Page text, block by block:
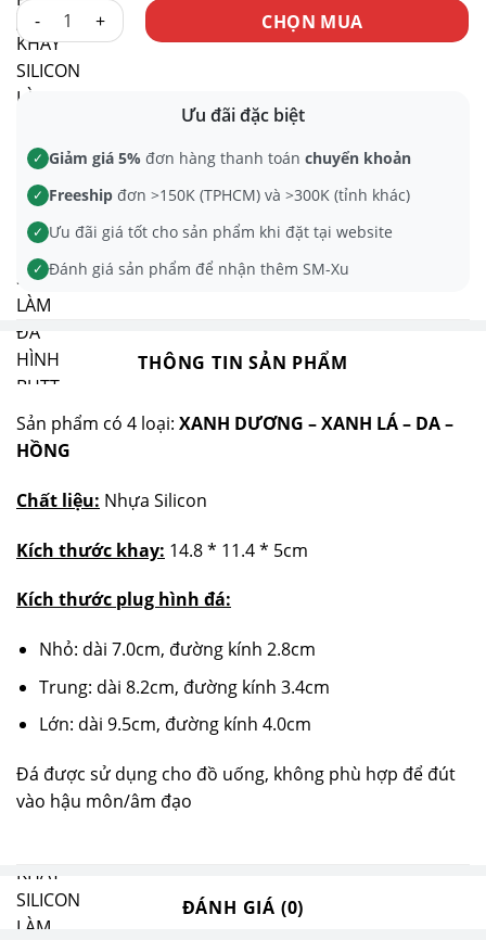
KHAY SILICON LÀM ĐÁ HÌNH BUTT PLUG số lượng
CHỌN MUA
Ưu đãi đặc biệt
✓ Giảm giá 5% đơn hàng thanh toán chuyển khoản
✓ Freeship đơn >150K (TPHCM) và >300K (tỉnh khác)
✓ Ưu đãi giá tốt cho sản phẩm khi đặt tại website
✓ Đánh giá sản phẩm để nhận thêm SM-Xu
THÔNG TIN SẢN PHẨM
Sản phẩm có 4 loại: XANH DƯƠNG –XANH LÁ – DA –
HỒNG
Chất liệu: Nhựa Silicon
Kích thước khay: 14.8 * 11.4 * 5cm
Kích thước plug hình đá:
Nhỏ: dài 7.0cm, đường kính 2.8cm
Trung: dài 8.2cm, đường kính 3.4cm
Lớn: dài 9.5cm, đường kính 4.0cm
Đá được sử dụng cho đồ uống, không phù hợp để đút
vào hậu môn/âm đạo
ĐÁNH GIÁ (0)